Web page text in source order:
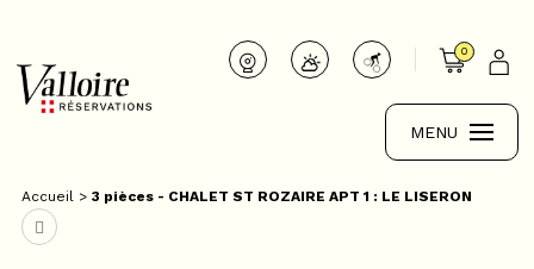
0
MENU
Accueil > 3 pièces - CHALET ST ROZAIRE APT 1 : LE LISERON